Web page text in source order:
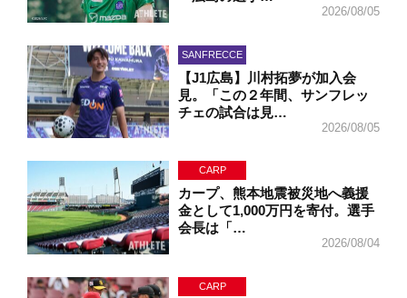
2026/08/05
SANFRECCE
【J1広島】川村拓夢が加入会
見。「この２年間、サンフレッ
チェの試合は見…
2026/08/05
CARP
カープ、熊本地震被災地へ義援
金として1,000万円を寄付。選手
会長は「…
2026/08/04
CARP